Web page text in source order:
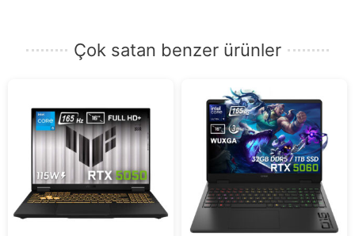
Çok satan benzer ürünler